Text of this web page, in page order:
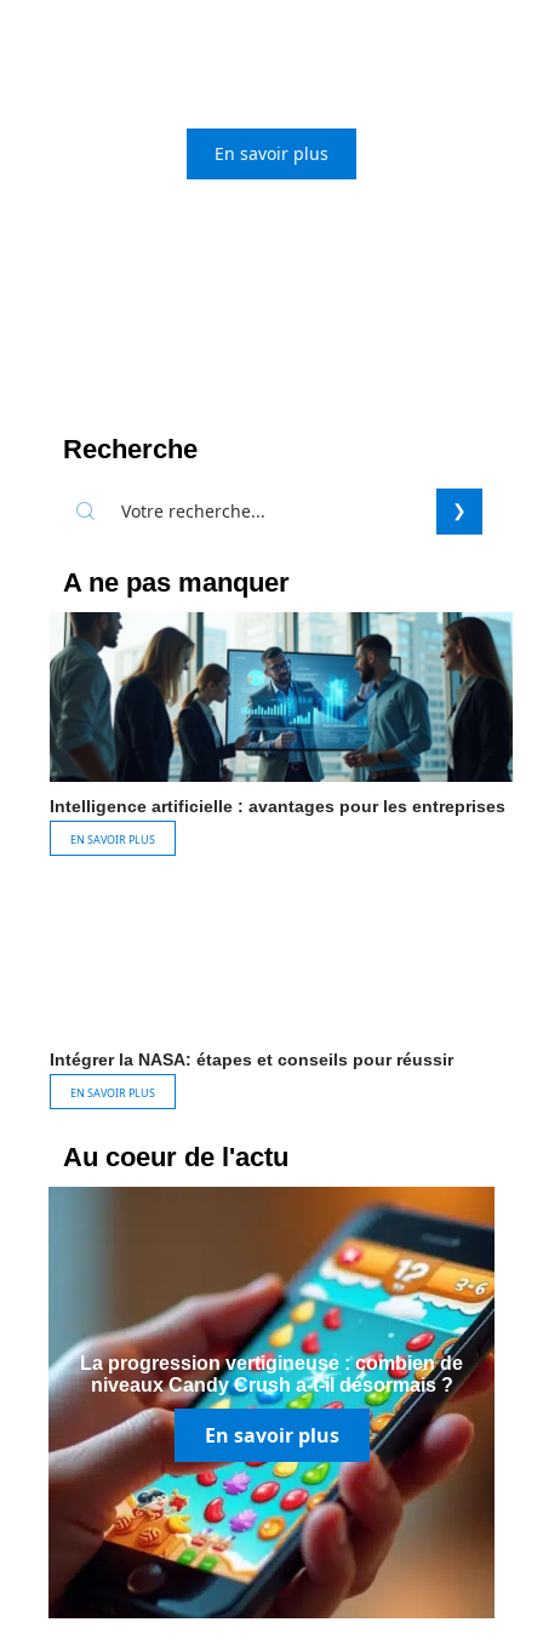
En savoir plus
Recherche
A ne pas manquer
Intelligence artificielle : avantages pour les entreprises
EN SAVOIR PLUS
Intégrer la NASA: étapes et conseils pour réussir
EN SAVOIR PLUS
Au coeur de l'actu
La progression vertigineuse : combien de
niveaux Candy Crush a-t-il désormais ?
En savoir plus